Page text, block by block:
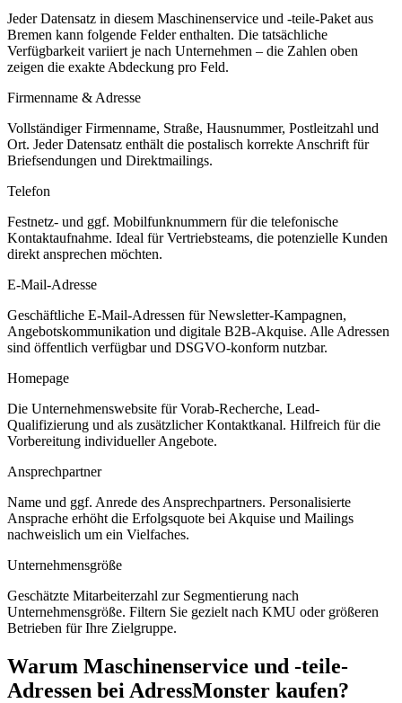
Jeder Datensatz in diesem Maschinenservice und -teile-Paket aus
Bremen kann folgende Felder enthalten. Die tatsächliche
Verfügbarkeit variiert je nach Unternehmen – die Zahlen oben
zeigen die exakte Abdeckung pro Feld.
Firmenname & Adresse
Vollständiger Firmenname, Straße, Hausnummer, Postleitzahl und
Ort. Jeder Datensatz enthält die postalisch korrekte Anschrift für
Briefsendungen und Direktmailings.
Telefon
Festnetz- und ggf. Mobilfunknummern für die telefonische
Kontaktaufnahme. Ideal für Vertriebsteams, die potenzielle Kunden
direkt ansprechen möchten.
E-Mail-Adresse
Geschäftliche E-Mail-Adressen für Newsletter-Kampagnen,
Angebotskommunikation und digitale B2B-Akquise. Alle Adressen
sind öffentlich verfügbar und DSGVO-konform nutzbar.
Homepage
Die Unternehmenswebsite für Vorab-Recherche, Lead-
Qualifizierung und als zusätzlicher Kontaktkanal. Hilfreich für die
Vorbereitung individueller Angebote.
Ansprechpartner
Name und ggf. Anrede des Ansprechpartners. Personalisierte
Ansprache erhöht die Erfolgsquote bei Akquise und Mailings
nachweislich um ein Vielfaches.
Unternehmensgröße
Geschätzte Mitarbeiterzahl zur Segmentierung nach
Unternehmensgröße. Filtern Sie gezielt nach KMU oder größeren
Betrieben für Ihre Zielgruppe.
Warum Maschinenservice und -teile-
Adressen bei AdressMonster kaufen?